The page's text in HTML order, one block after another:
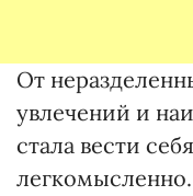
От
увлечений и
стала вести